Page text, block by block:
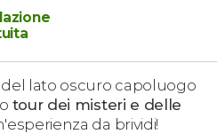
lato oscuro capoluogo
tour dei misteri e delle
da brividi!